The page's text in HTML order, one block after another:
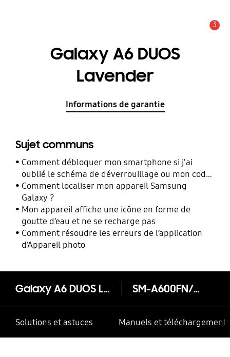
3
Galaxy A6 DUOS
Lavender
Informations de garantie
Sujet communs
Comment débloquer mon smartphone si j'ai
oublié le schéma de déverrouillage ou mon code
PIN ?
Comment localiser mon appareil Samsung
Galaxy ?
Mon appareil affiche une icône en forme de
goutte d’eau et ne se recharge pas
Comment résoudre les erreurs de l’application
d’Appareil photo
Galaxy A6 DUOS Lavender SM-A600FN/DS
Solutions et astuces Manuels et téléchargements